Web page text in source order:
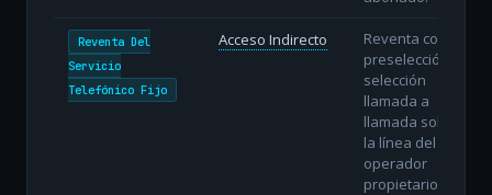
Reventa Del
Servicio
Telefónico Fijo
Acceso Indirecto
Reventa con
preselección o
selección
llamada a
llamada sobre
la línea del
operador
propietario.